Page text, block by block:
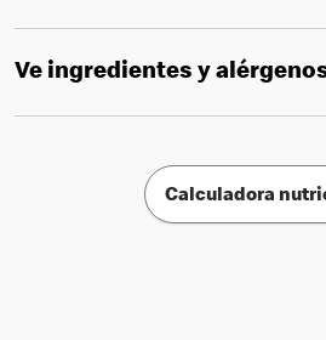
Ve ingredientes y
Calculadora